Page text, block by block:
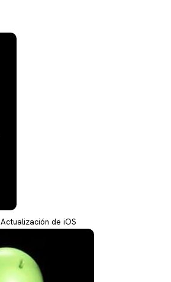
Actualización de iOS